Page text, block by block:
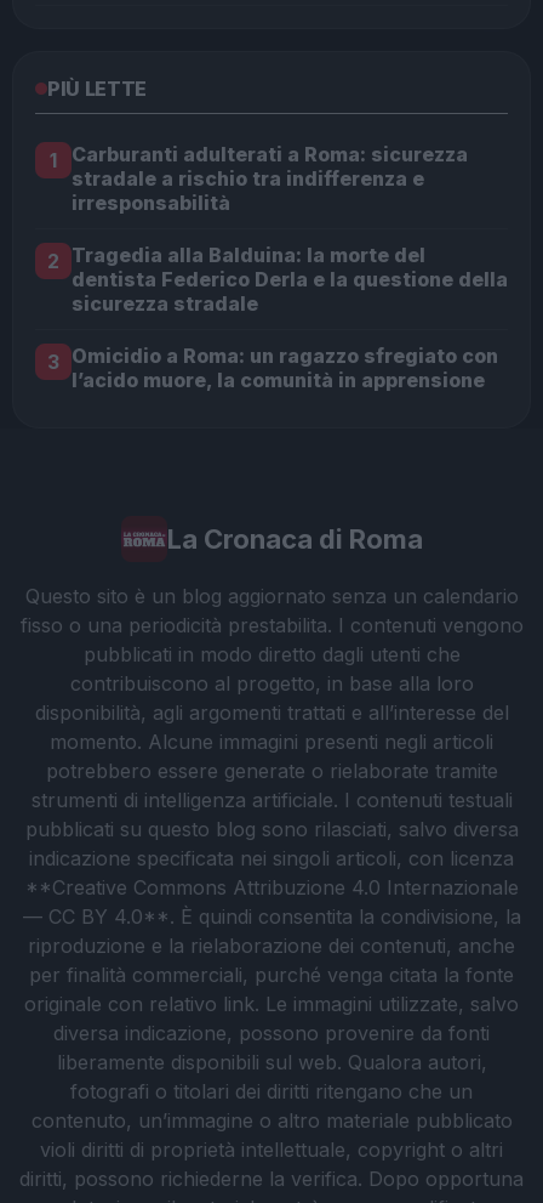
PIÙ LETTE
1
Carburanti adulterati a Roma: sicurezza
stradale a rischio tra indifferenza e
irresponsabilità
2 Tragedia alla Balduina: la morte del
dentista Federico Derla e la questione della
sicurezza stradale
3 Omicidio a Roma: un ragazzo sfregiato con
l’acido muore, la comunità in apprensione
La Cronaca di Roma
Questo sito è un blog aggiornato senza un calendario
fisso o una periodicità prestabilita. I contenuti vengono
pubblicati in modo diretto dagli utenti che
contribuiscono al progetto, in base alla loro
disponibilità, agli argomenti trattati e all’interesse del
momento. Alcune immagini presenti negli articoli
potrebbero essere generate o rielaborate tramite
strumenti di intelligenza artificiale. I contenuti testuali
pubblicati su questo blog sono rilasciati, salvo diversa
indicazione specificata nei singoli articoli, con licenza
**Creative Commons Attribuzione 4.0 Internazionale
— CC BY 4.0**. È quindi consentita la condivisione, la
riproduzione e la rielaborazione dei contenuti, anche
per finalità commerciali, purché venga citata la fonte
originale con relativo link. Le immagini utilizzate, salvo
diversa indicazione, possono provenire da fonti
liberamente disponibili sul web. Qualora autori,
fotografi o titolari dei diritti ritengano che un
contenuto, un’immagine o altro materiale pubblicato
violi diritti di proprietà intellettuale, copyright o altri
diritti, possono richiederne la verifica. Dopo opportuna